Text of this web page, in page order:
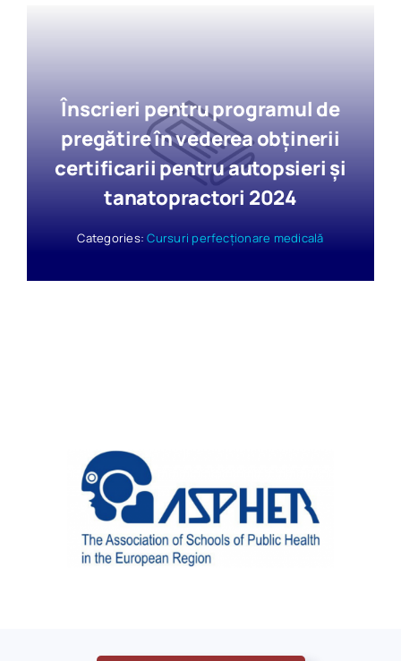
Înscrieri pentru programul de
pregătire în vederea obținerii
certificarii pentru autopsieri și
tanatopractori 2024
Categories:Cursuri perfecționare medicală